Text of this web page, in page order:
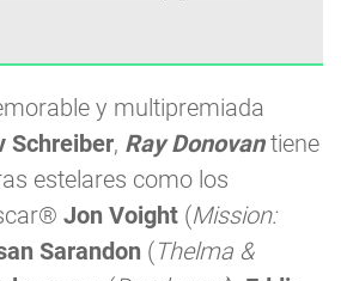
y multipremiada
Schreiber, Ray Donovantiene
estelares como los
Jon Voight (Mission:
Sarandon (Thelma &